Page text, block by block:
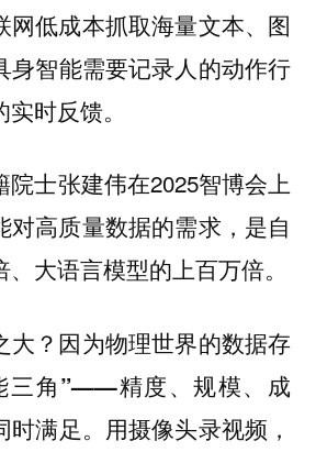
网低成本抓取海量文本、图
身智能需要记录人的动作行
时反馈。
院士张建伟在2025智博会上
对高质量数据的需求，是自
大语言模型的上百万倍。
大？因为物理世界的数据存
三角”——精度、规模、成
时满足。用摄像头录视频，